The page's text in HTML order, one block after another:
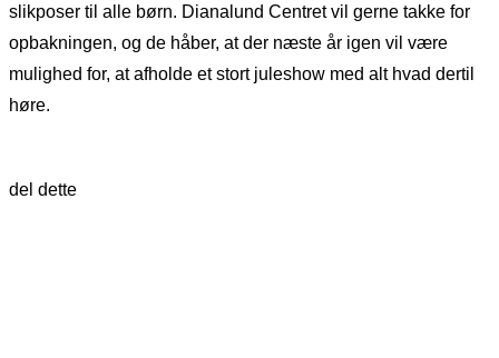
slikposer til alle børn. Dianalund Centret vil gerne takke for
opbakningen, og de håber, at der næste år igen vil være
mulighed for, at afholde et stort juleshow med alt hvad dertil
høre.
del dette